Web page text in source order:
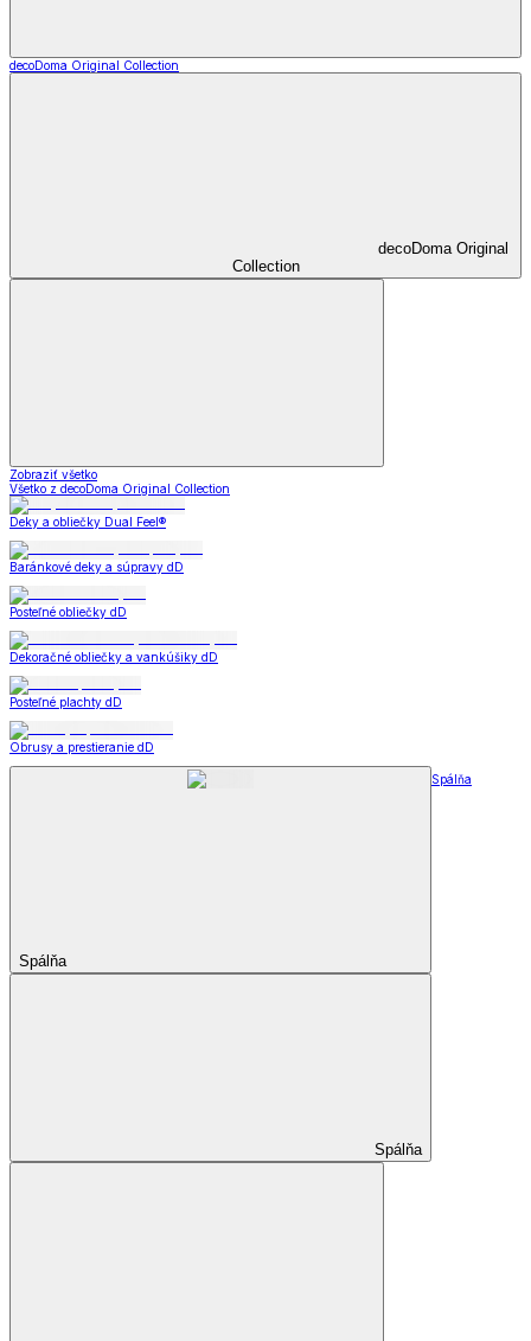
decoDoma Original Collection
decoDoma Original
Collection
Zobraziť všetko
Všetko z decoDoma Original Collection
Deky a obliečky Dual Feel®
Baránkové deky a súpravy dD
Posteľné obliečky dD
Dekoračné obliečky a vankúšiky dD
Posteľné plachty dD
Obrusy a prestieranie dD
Spálňa
Spálňa
Spálňa